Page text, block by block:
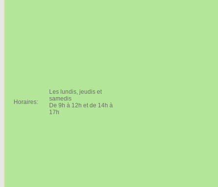
Horaires:
Les lundis, jeudis et
samedis
De 9h à 12h et de 14h à
17h